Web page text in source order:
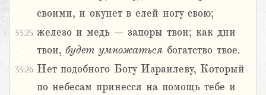
своими, и окунет в елей ногу свою;
33:25 железо и медь – запоры твои; как дни
твои, будет умножаться богатство твое.
33:26 Нет подобного Богу Израилеву, Который
по небесам принесся на помощь тебе и